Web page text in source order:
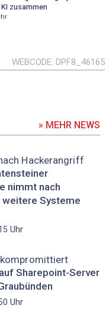
zusammen
WEBCODE DPF8_46165
» MEHR NEWS
Hackerangriff
nimmt nach
weitere Systeme
Uhr
kompromittiert
Sharepoint-Server
Uhr